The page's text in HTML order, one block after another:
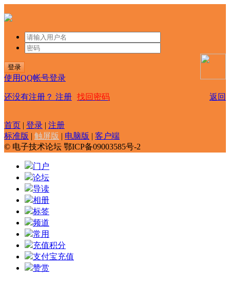
登录
使用QQ帐号登录
还没有注册？ 注册 找回密码 返回
首页 | 登录 | 注册
标准版 | 触屏版 | 电脑版 | 客户端
© 电子技术论坛 鄂ICP备09003585号-2
门户
论坛
导读
相册
标签
频道
常用
充值积分
支付宝充值
赞赏